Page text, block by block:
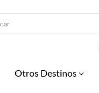
Otros Destinos